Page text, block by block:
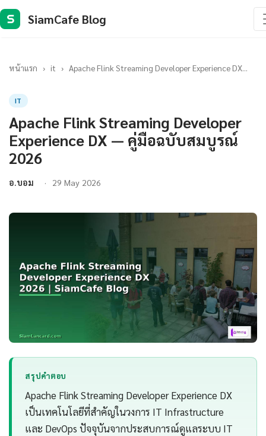
S SiamCafe Blog
หน้าแรก › it › Apache Flink Streaming Developer Experience DX...
IT
Apache Flink Streaming Developer
Experience DX — คู่มือฉบับสมบูรณ์
2026
อ.บอม 29 May 2026
สรุปคำตอบ
Apache Flink Streaming Developer Experience DX
เป็นเทคโนโลยีที่สำคัญในวงการ IT Infrastructure
และ DevOps ปัจจุบันจากประสบการณ์ดูแลระบบ IT